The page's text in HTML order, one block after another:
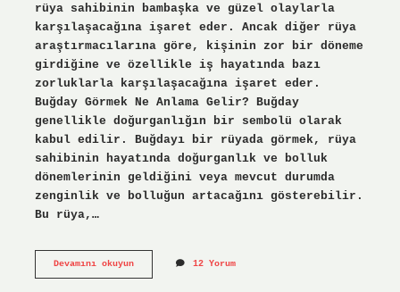
rüya sahibinin bambaşka ve güzel olaylarla
karşılaşacağına işaret eder. Ancak diğer rüya
araştırmacılarına göre, kişinin zor bir döneme
girdiğine ve özellikle iş hayatında bazı
zorluklarla karşılaşacağına işaret eder.
Buğday Görmek Ne Anlama Gelir? Buğday
genellikle doğurganlığın bir sembolü olarak
kabul edilir. Buğdayı bir rüyada görmek, rüya
sahibinin hayatında doğurganlık ve bolluk
dönemlerinin geldiğini veya mevcut durumda
zenginlik ve bolluğun artacağını gösterebilir.
Bu rüya,…
Devamını okuyunBirine
12 Yorum